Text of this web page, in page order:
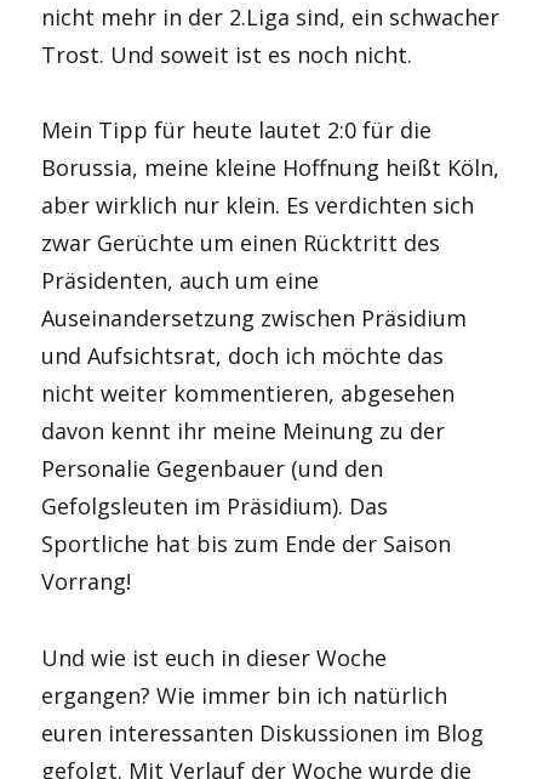
nicht mehr in der 2.Liga sind, ein schwacher
Trost. Und soweit ist es noch nicht.
Mein Tipp für heute lautet 2:0 für die
Borussia, meine kleine Hoffnung heißt Köln,
aber wirklich nur klein. Es verdichten sich
zwar Gerüchte um einen Rücktritt des
Präsidenten, auch um eine
Auseinandersetzung zwischen Präsidium
und Aufsichtsrat, doch ich möchte das
nicht weiter kommentieren, abgesehen
davon kennt ihr meine Meinung zu der
Personalie Gegenbauer (und den
Gefolgsleuten im Präsidium). Das
Sportliche hat bis zum Ende der Saison
Vorrang!
Und wie ist euch in dieser Woche
ergangen? Wie immer bin ich natürlich
euren interessanten Diskussionen im Blog
gefolgt. Mit Verlauf der Woche wurde die